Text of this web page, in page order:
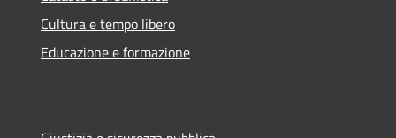
Cultura e tempo libero
Educazione e formazione